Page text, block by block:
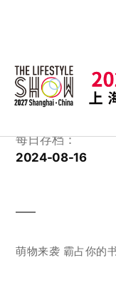
每日存档：
2024-08-16
萌物来袭 霸占你的